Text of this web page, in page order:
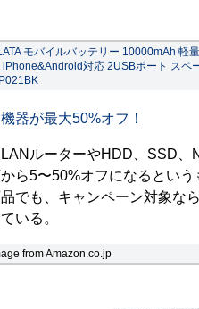
モバイルバッテリー 10000mAh 軽
iPhone&Android対応 2USBポート スペ
器が最大50%オフ！
ルーターやHDD、SSD、
ら5〜50%オフになるとい
でも、キャンペーン対象な
いる。
from Amazon.co.jp